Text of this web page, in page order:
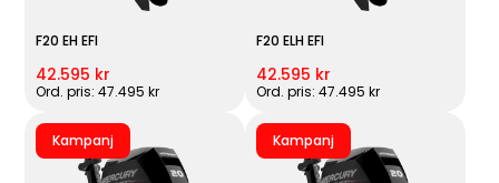
F20 EH EFI
42.595 kr
Ord. pris: 47.495 kr
F20 ELH EFI
42.595 kr
Ord. pris: 47.495 kr
Kampanj Kampanj